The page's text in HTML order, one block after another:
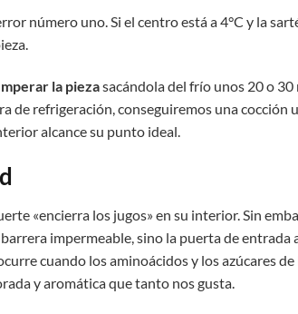
número uno. Si el centro está a4°C y la
la piezasacándola del frío unos 20 o
de refrigeración, conseguiremos una cocción
alcance su punto ideal.
«encierra los jugos» en su interior. Sin
impermeable, sino la puerta de entrada
cuando los aminoácidos y los azúcares de
y aromática que tanto nos gusta.